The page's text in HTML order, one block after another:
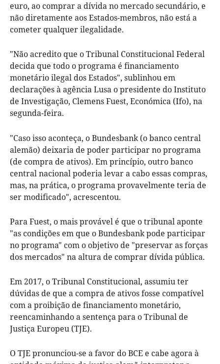
euro, ao comprar a dívida no mercado secundário, e
não diretamente aos Estados-membros, não está a
cometer qualquer ilegalidade.
"Não acredito que o Tribunal Constitucional Federal
decida que todo o programa é financiamento
monetário ilegal dos Estados", sublinhou em
declarações à agência Lusa o presidente do Instituto
de Investigação, Clemens Fuest, Económica (Ifo), na
segunda-feira.
"Caso isso aconteça, o Bundesbank (o banco central
alemão) deixaria de poder participar no programa
(de compra de ativos). Em princípio, outro banco
central nacional poderia levar a cabo essas compras,
mas, na prática, o programa provavelmente teria de
ser modificado", acrescentou.
Para Fuest, o mais provável é que o tribunal aponte
"as condições em que o Bundesbank pode participar
no programa" com o objetivo de "preservar as forças
dos mercados" na altura de comprar dívida pública.
Em 2017, o Tribunal Constitucional, assumiu ter
dúvidas de que a compra de ativos fosse compatível
com a proibição de financiamento monetário,
reencaminhando a sentença para o Tribunal de
Justiça Europeu (TJE).
O TJE pronunciou-se a favor do BCE e cabe agora à